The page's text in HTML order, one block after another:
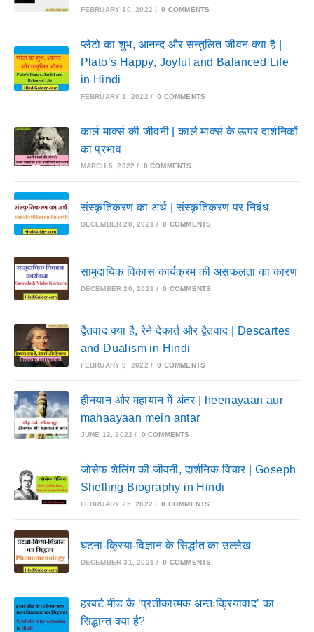
FEBRUARY 10, 2022 / 0 COMMENTS
प्लेटो का शुभ, आनन्द और सन्तुलित जीवन क्या है |
Plato’s Happy, Joyful and Balanced Life
in Hindi
FEBRUARY 1, 2022 / 0 COMMENTS
कार्ल मार्क्स की जीवनी | कार्ल मार्क्स के ऊपर दार्शनिकों
का प्रभाव
MARCH 5, 2022 / 0 COMMENTS
संस्कृतिकरण का अर्थ | संस्कृतिकरण पर निबंध
DECEMBER 20, 2021 / 0 COMMENTS
सामुदायिक विकास कार्यक्रम की असफलता का कारण
DECEMBER 20, 2021 / 0 COMMENTS
द्वैतवाद क्या है, रेने देकार्त और द्वैतवाद | Descartes
and Dualism in Hindi
FEBRUARY 9, 2022 / 0 COMMENTS
हीनयान और महायान में अंतर | heenayaan aur
mahaayaan mein antar
JUNE 12, 2022 / 0 COMMENTS
जोसेफ शेलिंग की जीवनी, दार्शनिक विचार | Goseph
Shelling Biography in Hindi
FEBRUARY 25, 2022 / 0 COMMENTS
घटना-क्रिया-विज्ञान के सिद्धांत का उल्लेख
DECEMBER 31, 2021 / 0 COMMENTS
हरबर्ट मीड के ‘प्रतीकात्मक अन्तःक्रियावाद’ का
सिद्धान्त क्या है?